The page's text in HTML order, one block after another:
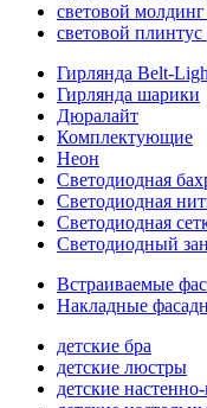
световой
световой
Гирлянда Belt-
Гирлянда шарики
Дюралайт
Комплектующие
Неон
Светодиодная
Светодиодная
Светодиодная
Светодиодный
Встраиваемые
Накладные
детские бра
детские люстры
детские